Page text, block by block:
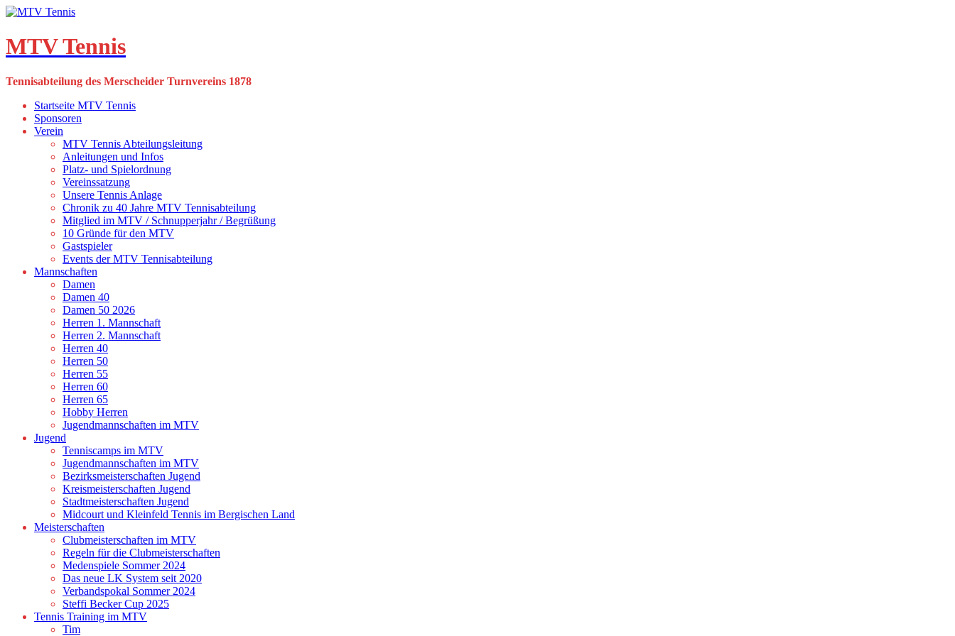
Skip
content
MTV Tennis
Tennisabteilung des Merscheider Turnvereins 1878
Startseite MTV Tennis
Sponsoren
Verein
MTV Tennis Abteilungsleitung
Anleitungen und Infos
Platz- und Spielordnung
Vereinssatzung
Unsere Tennis Anlage
Chronik zu 40 Jahre MTV Tennisabteilung
Mitglied im MTV / Schnupperjahr / Begrüßung
10 Gründe für den MTV
Gastspieler
Events der MTV Tennisabteilung
Mannschaften
Damen
Damen 40
Damen 50 2026
Herren 1. Mannschaft
Herren 2. Mannschaft
Herren 40
Herren 50
Herren 55
Herren 60
Herren 65
Hobby Herren
Jugendmannschaften im MTV
Jugend
Tenniscamps im MTV
Jugendmannschaften im MTV
Bezirksmeisterschaften Jugend
Kreismeisterschaften Jugend
Stadtmeisterschaften Jugend
Midcourt und Kleinfeld Tennis im Bergischen Land
Meisterschaften
Clubmeisterschaften im MTV
Regeln für die Clubmeisterschaften
Medenspiele Sommer 2024
Das neue LK System seit 2020
Verbandspokal Sommer 2024
Steffi Becker Cup 2025
Tennis Training im MTV
Tim